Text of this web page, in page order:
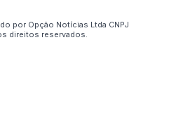
por Opção Notícias Ltda CNPJ
direitos reservados.